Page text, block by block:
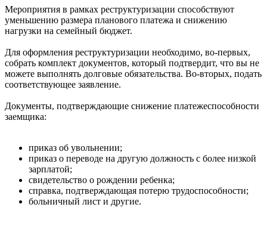
Мероприятия в рамках реструктуризации способствуют
уменьшению размера планового платежа и снижению
нагрузки на семейный бюджет.
Для оформления реструктуризации необходимо, во-первых,
собрать комплект документов, который подтвердит, что вы не
можете выполнять долговые обязательства. Во-вторых, подать
соответствующее заявление.
Документы, подтверждающие снижение платежеспособности
заемщика:
приказ об увольнении;
приказ о переводе на другую должность с более низкой
зарплатой;
свидетельство о рождении ребенка;
справка, подтверждающая потерю трудоспособности;
больничный лист и другие.